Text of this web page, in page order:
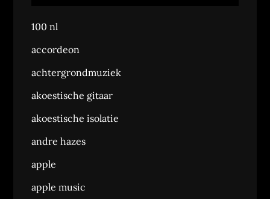
100 nl
accordeon
achtergrondmuziek
akoestische gitaar
akoestische isolatie
andre hazes
apple
apple music